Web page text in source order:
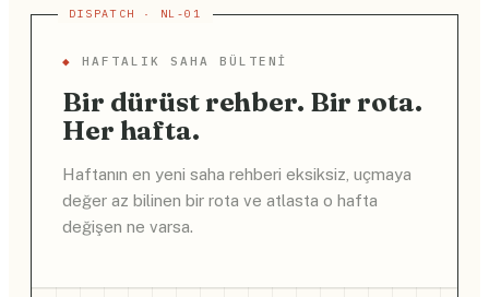
◆ HAFTALIK SAHA BÜLTENI
Bir dürüst rehber. Bir rota.
Her hafta.
Haftanın en yeni saha rehberi eksiksiz, uçmaya
değer az bilinen bir rota ve atlasta o hafta
değişen ne varsa.